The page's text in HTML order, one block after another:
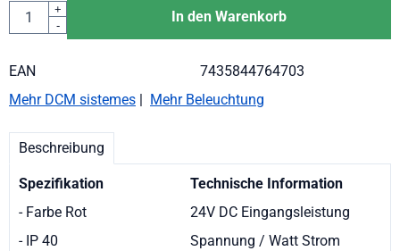
Anzahl
+
-
In den Warenkorb
EAN
7435844764703
Mehr DCM sistemes
Mehr Beleuchtung
Beschreibung
Spezifikation
- Farbe Rot
- IP 40
Technische Information
24V DC Eingangsleistung
Spannung / Watt Strom